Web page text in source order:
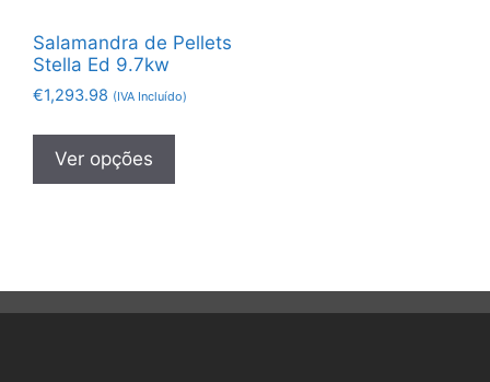
Salamandra de Pellets
Stella Ed 9.7kw
€1,293.98 (IVA Incluído)
Ver opções